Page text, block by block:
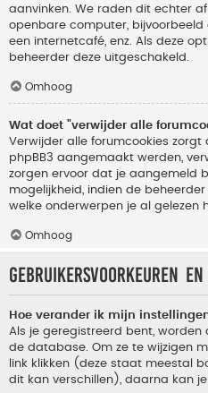
aanvinken. We raden dit echter
openbare computer, bijvoorbeeld
een internetcafé, enz. Als deze
beheerder deze uitgeschakeld.
Omhoog
Wat doet "verwijder alle
Verwijder alle forumcookies
phpBB3 aangemaakt werden,
zorgen ervoor dat je aangemeld
mogelijkheid, indien de
welke onderwerpen je al gelezen
Omhoog
Gebruikersvoorkeuren
Hoe verander ik mijn
Als je geregistreerd bent,
de database. Om ze te wijzigen
link klikken (deze staat meestal
dit kan verschillen), daarna kan